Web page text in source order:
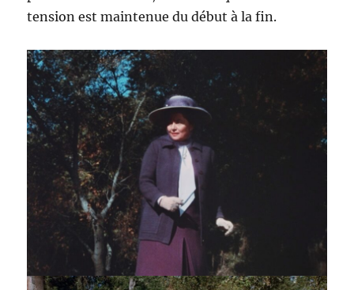
tension est maintenue du début à la fin.